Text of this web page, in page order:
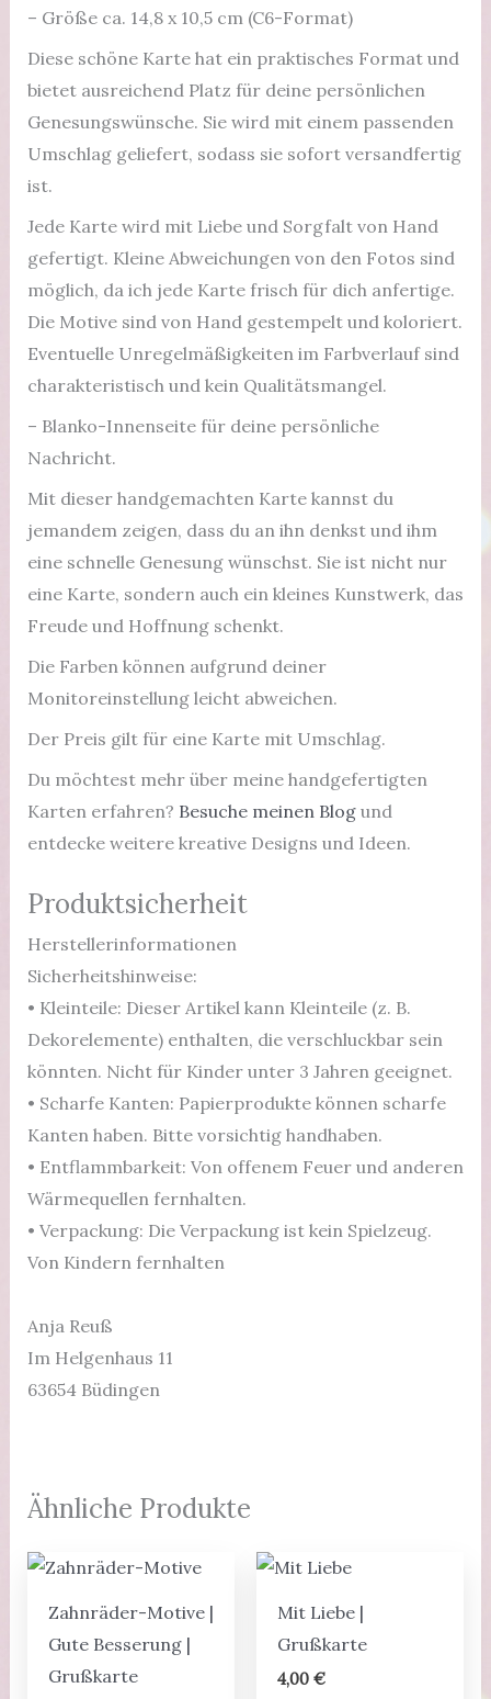
– Größe ca. 14,8 x 10,5 cm (C6-Format)
Diese schöne Karte hat ein praktisches Format und
bietet ausreichend Platz für deine persönlichen
Genesungswünsche. Sie wird mit einem passenden
Umschlag geliefert, sodass sie sofort versandfertig
ist.
Jede Karte wird mit Liebe und Sorgfalt von Hand
gefertigt. Kleine Abweichungen von den Fotos sind
möglich, da ich jede Karte frisch für dich anfertige.
Die Motive sind von Hand gestempelt und koloriert.
Eventuelle Unregelmäßigkeiten im Farbverlauf sind
charakteristisch und kein Qualitätsmangel.
– Blanko-Innenseite für deine persönliche
Nachricht.
Mit dieser handgemachten Karte kannst du
jemandem zeigen, dass du an ihn denkst und ihm
eine schnelle Genesung wünschst. Sie ist nicht nur
eine Karte, sondern auch ein kleines Kunstwerk, das
Freude und Hoffnung schenkt.
Die Farben können aufgrund deiner
Monitoreinstellung leicht abweichen.
Der Preis gilt für eine Karte mit Umschlag.
Du möchtest mehr über meine handgefertigten
Karten erfahren? Besuche meinen Blogund
entdecke weitere kreative Designs und Ideen.
Produktsicherheit
Herstellerinformationen
Sicherheitshinweise:
• Kleinteile: Dieser Artikel kann Kleinteile (z. B.
Dekorelemente) enthalten, die verschluckbar sein
könnten. Nicht für Kinder unter 3 Jahren geeignet.
• Scharfe Kanten: Papierprodukte können scharfe
Kanten haben. Bitte vorsichtig handhaben.
• Entflammbarkeit: Von offenem Feuer und anderen
Wärmequellen fernhalten.
• Verpackung: Die Verpackung ist kein Spielzeug.
Von Kindern fernhalten
Anja Reuß
Im Helgenhaus 11
63654 Büdingen
Ähnliche Produkte
Zahnräder-Motive |
Gute Besserung |
Grußkarte
Mit Liebe |
Grußkarte
4,00€